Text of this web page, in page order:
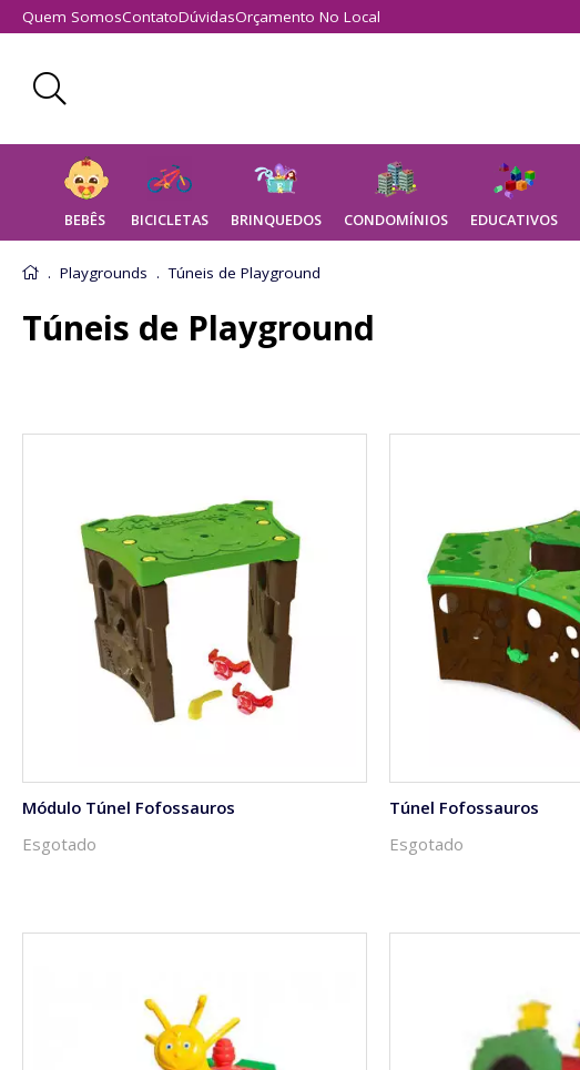
Quem SomosContatoDúvidasOrçamento No Local
BEBÊS BICICLETAS BRINQUEDOS CONDOMÍNIOS EDUCATIVOS
Playgrounds Túneis de Playground
Túneis de Playground
Módulo Túnel Fofossauros
Esgotado
Túnel Fofossauros
Esgotado